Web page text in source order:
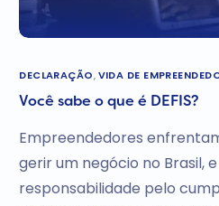
DECLARAÇÃO,VIDA DE
Você sabe o que é DEFIS?
Empreendedores
gerir um negócio no Brasil,
responsabilidade pelo